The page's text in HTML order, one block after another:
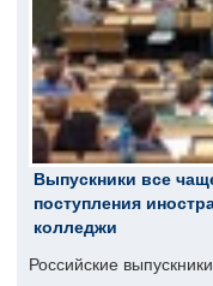
Выпускники все
поступления
колледжи
Российские